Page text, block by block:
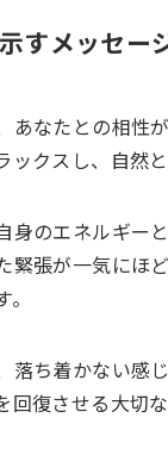
すメッセー
あなたとの相性
クスし、自然と
身のエネルギー
緊張が一気にほ
落ち着かない感
復させる大切